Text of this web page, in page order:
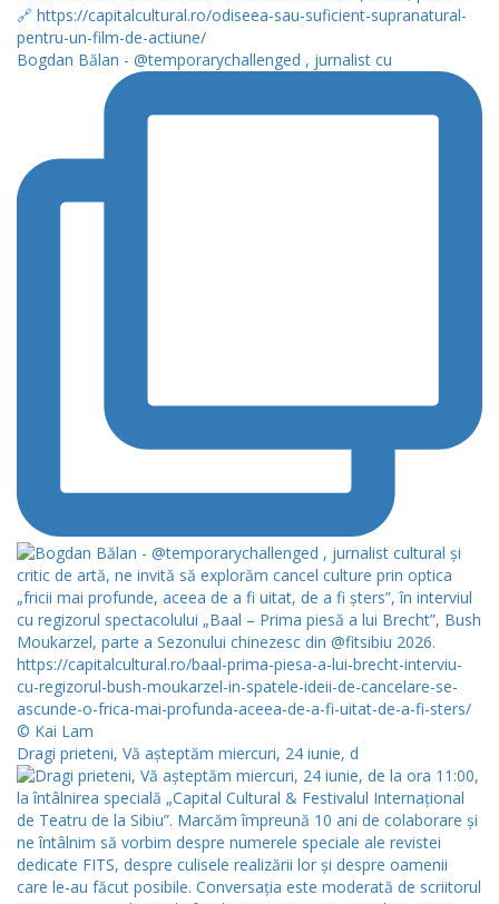
Bogdan Bălan - @temporarychallenged , jurnalist cu
Dragi prieteni, Vă așteptăm miercuri, 24 iunie, d